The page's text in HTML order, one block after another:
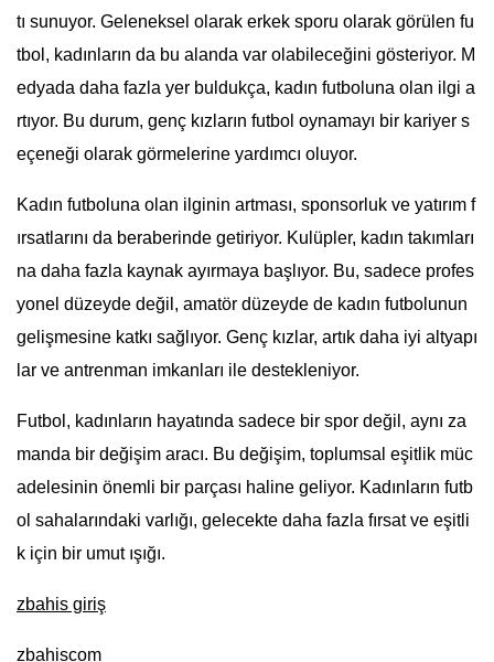
tı sunuyor. Geleneksel olarak erkek sporu olarak görülen fu
tbol, kadınların da bu alanda var olabileceğini gösteriyor. M
edyada daha fazla yer buldukça, kadın futboluna olan ilgi a
rtıyor. Bu durum, genç kızların futbol oynamayı bir kariyer s
eçeneği olarak görmelerine yardımcı oluyor.
Kadın futboluna olan ilginin artması, sponsorluk ve yatırım f
ırsatlarını da beraberinde getiriyor. Kulüpler, kadın takımları
na daha fazla kaynak ayırmaya başlıyor. Bu, sadece profes
yonel düzeyde değil, amatör düzeyde de kadın futbolunun
gelişmesine katkı sağlıyor. Genç kızlar, artık daha iyi altyapı
lar ve antrenman imkanları ile destekleniyor.
Futbol, kadınların hayatında sadece bir spor değil, aynı za
manda bir değişim aracı. Bu değişim, toplumsal eşitlik müc
adelesinin önemli bir parçası haline geliyor. Kadınların futb
ol sahalarındaki varlığı, gelecekte daha fazla fırsat ve eşitli
k için bir umut ışığı.
zbahis giriş
zbahiscom